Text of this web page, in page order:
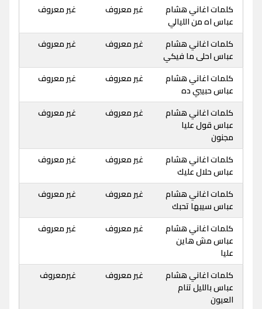
كلمات اغاني هشام
عباس اه من الليالي
غير معروف غير معروف
كلمات اغاني هشام
عباس احلى ما فيكي
غير معروف غير معروف
كلمات اغاني هشام
عباس حبيبي ده
غير معروف غير معروف
كلمات اغاني هشام
عباس قول عليا
مجنون
غير معروف غير معروف
كلمات اغاني هشام
عباس حلال عليك
غير معروف غير معروف
كلمات اغاني هشام
عباس سيبها تحبك
غير معروف غير معروف
كلمات اغاني هشام
عباس مش هاين
عليا
غير معروف غير معروف
كلمات اغاني هشام
عباس بالليل تنام
العيون
غير معروف غيرمعروف